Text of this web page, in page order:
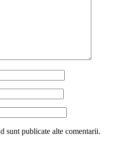
sunt publicate alte comentarii.